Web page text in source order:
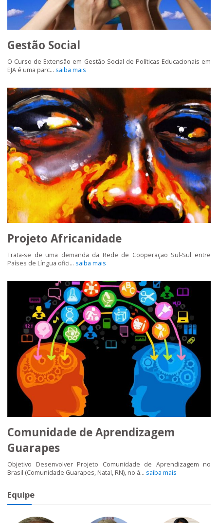
Gestão Social
O Curso de Extensão em Gestão Social de Políticas Educacionais em
EJA é uma parc... saiba mais
Projeto Africanidade
Trata-se de uma demanda da Rede de Cooperação Sul-Sul entre
Países de Língua ofici... saiba mais
Comunidade de Aprendizagem
Guarapes
Objetivo Desenvolver Projeto Comunidade de Aprendizagem no
Brasil (Comunidade Guarapes, Natal, RN), no â... saiba mais
Equipe